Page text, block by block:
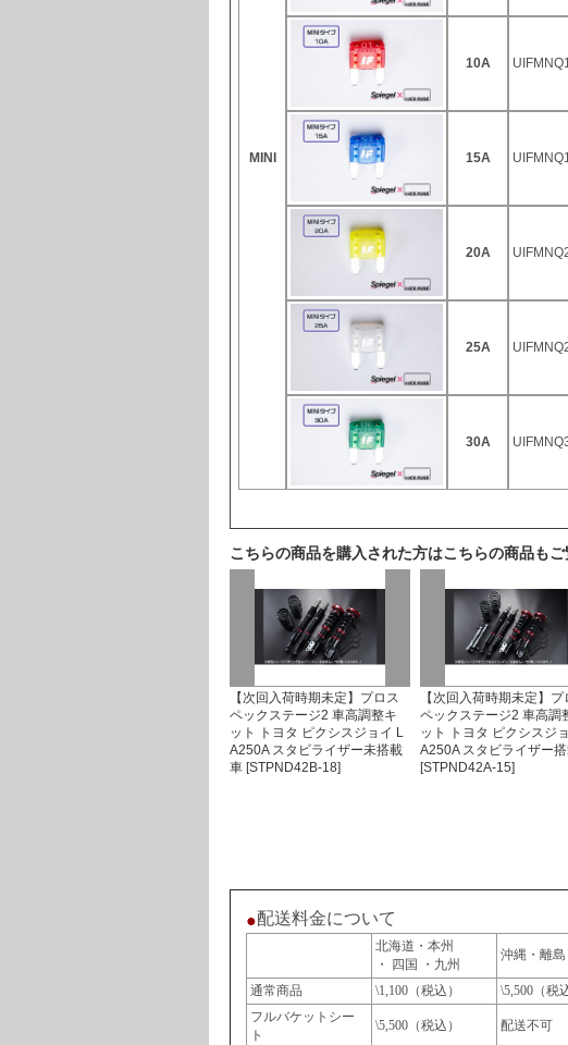
MINI
10A
15A
20A
25A
30A
こちらの商品を購入された方はこちらの商品もご
【次回入荷時期未定】プロス
ペックステージ2 車高調整キ
ット トヨタ ピクシスジョイ L
A250A スタビライザー未搭載
車 [STPND42B-18]
【次回入荷時期未定】プ
ペックステージ2 車高調
ット トヨタ ピクシスジ
A250A スタビライザー
[STPND42A-15]
●配送料金について
北海道・本州
・ 四国 ・九州
沖縄・離島
通常商品 \1,100（税込）
\5,500（税
フルバケットシー
ト
\5,500（税込） 配送不可